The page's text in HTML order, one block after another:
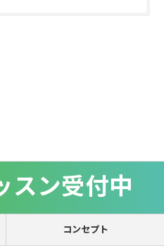
スン受付中
コンセプト